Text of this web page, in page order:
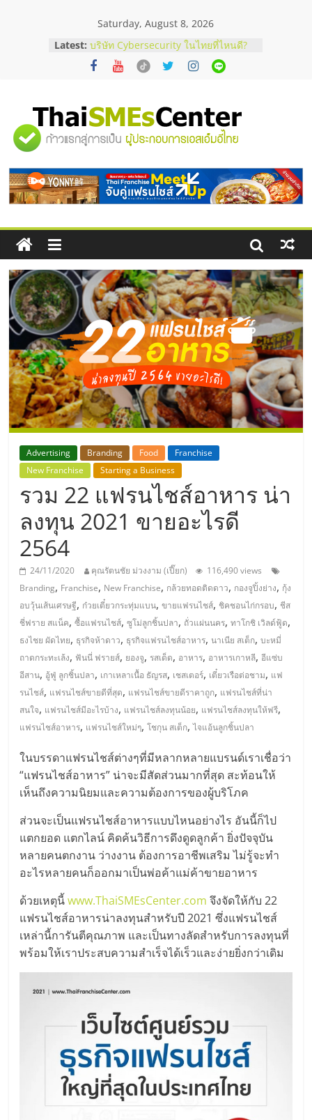
Saturday, August 8, 2026
Latest: ร้านเครื่องเสียงคุณภาพสูง พร้อม
โซลูชันระบบภาพและเสียง
บริษัท Cybersecurity ในไทยที่ไหนดี?
อยากหาเงินทุน เพิ่มสภาพคล่องให้ธุรกิจ
เริ่มยังไงให้ผ่านฉลุย
สัมมนาออนไลน์ โอกาสบริหารสถานี
สัมมนาลงทุน แฟรนไชส์ยอนนี่
ThaiFranchise Meet Up จับคู่แฟรน
ไชส์ ครั้งที่ 8
"ศูนย์
รวม
ข้อมูล
ธุรกิจ
SME
แห่ง
ประเทศไทย,
ThaiSMEsCenter,
รวม
ธุรกิจ
เอ
ส
เอ็
มอี
ไทย,
SMEs,
แฟ
รน
ไชส์,
ที่
ปรึกษา
แฟ
รน
ไชส์,
รวม
แฟ
Advertising Branding Food
Franchise
New Franchise
Starting a Business
รวม 22 แฟรนไชส์อาหาร น่า
ลงทุน 2021 ขายอะไรดี
2564
24/11/2020 คุณรัตนชัย ม่วงงาม (เปี๊ยก)
116,490 views
Branding, Franchise, New Franchise, กล้วยทอดติดดาว, กองจูปิ้งย่าง, กุ้ง
อบวุ้นเส้นเศรษฐี, ก๋วยเตี๋ยวกระทุ่มแบน,ขายแฟรนไชส์, ชิคชอนไก่กรอบ, ชีส
ชี่ฟราย สแน็ค,ซื้อแฟรนไชส์,ซูโม่ลูกชิ้นปลา, ถั่วแผ่นนคร,ทาโกชิ เวิลด์ฟู้ด,
ธงไชย ผัดไทย, ธุรกิจห้าดาว, ธุรกิจแฟรนไชส์อาหาร,นาเนีย สเต็ก,บะหมี่
ถาดกระทะเล้ง, ฟันนี่ ฟรายส์, ยองจู, รสเด็ด, อาหาร, อาหารเกาหลี,อีแซ่บ
อีสาน, อู้ฟู่ ลูกชิ้นปลา, เกาเหลาเนื้อ ธัญรส, เชสเตอร์, เตี๋ยวเรือต่อชาม, แฟ
รนไชส์, แฟรนไชส์ขายดีที่สุด, แฟรนไชส์ขายดีราคาถูก, แฟรนไชส์ที่น่า
สนใจ, แฟรนไชส์มีอะไรบ้าง, แฟรนไชส์ลงทุนน้อย, แฟรนไชส์ลงทุนให้ฟรี,
แฟรนไชส์อาหาร, แฟรนไชส์ใหม่ๆ,โชกุน สเต็ก,ไจแอ้นลูกชิ้นปลา
ในบรรดาแฟรนไชส์ต่างๆที่มีหลากหลายแบรนด์เราเชื่อว่า
“แฟรนไชส์อาหาร” น่าจะมีสัดส่วนมากที่สุด สะท้อนให้
เห็นถึงความนิยมและความต้องการของผู้บริโภค
ส่วนจะเป็นแฟรนไชส์อาหารแบบไหนอย่างไร อันนี้ก็ไป
แตกยอด แตกไลน์ คิดค้นวิธีการดึงดูดลูกค้า ยิ่งปัจจุบัน
หลายคนตกงาน ว่างงาน ต้องการอาชีพเสริม ไม่รู้จะทำ
อะไรหลายคนก็ออกมาเป็นพ่อค้าแม่ค้าขายอาหาร
ด้วยเหตุนี้www.ThaiSMEsCenter.com จึงจัดให้กับ 22
แฟรนไชส์อาหารน่าลงทุนสำหรับปี 2021 ซึ่งแฟรนไชส์
เหล่านี้การันตีคุณภาพ และเป็นทางลัดสำหรับการลงทุนที่
พร้อมให้เราประสบความสำเร็จได้เร็วและง่ายยิ่งกว่าเดิม